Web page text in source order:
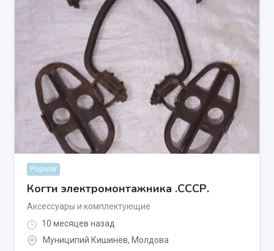
Popular
Когти электромонтажника .СССР.
Аксессуары и комплектующие
10 месяцев назад
Муниципий Кишинёв, Молдова